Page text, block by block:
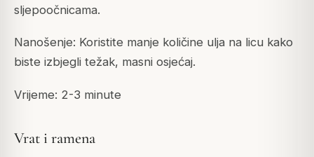
sljepoočnicama.
Nanošenje: Koristite manje količine ulja na licu kako
biste izbjegli težak, masni osjećaj.
Vrijeme: 2-3 minute
Vrat i ramena